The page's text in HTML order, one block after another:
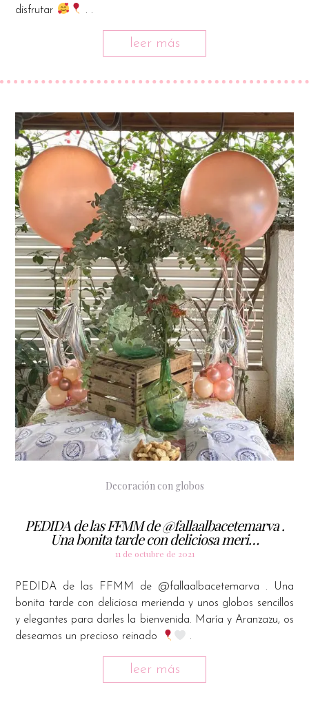
disfrutar
. .
leer más
Decoración con globos
PEDIDA de las FFMM de @fallaalbacetemarva .
Una bonita tarde con deliciosa meri…
11 de octubre de 2021
PEDIDA de las FFMM de @fallaalbacetemarva . Una
bonita tarde con deliciosa merienda y unos globos sencillos
y elegantes para darles la bienvenida. María y Aranzazu, os
deseamos un precioso reinado
.
leer más